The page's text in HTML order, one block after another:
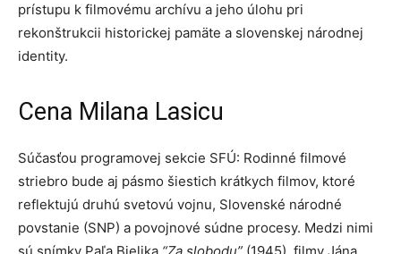
prístupu k filmovému archívu a jeho úlohu pri
rekonštrukcii historickej pamäte a slovenskej národnej
identity.
Cena Milana Lasicu
Súčasťou programovej sekcie SFÚ: Rodinné filmové
striebro bude aj pásmo šiestich krátkych filmov, ktoré
reflektujú druhú svetovú vojnu, Slovenské národné
povstanie (SNP) a povojnové súdne procesy. Medzi nimi